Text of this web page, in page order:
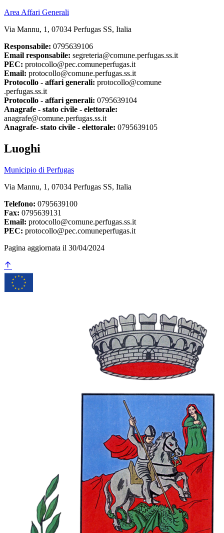
Area Affari Generali
Via Mannu, 1, 07034 Perfugas SS, Italia
Responsabile: 0795639106
Email responsabile: segreteria@comune.perfugas.ss.it
PEC: protocollo@pec.comuneperfugas.it
Email: protocollo@comune.perfugas.ss.it
Protocollo - affari generali: protocollo@comune
.perfugas.ss.it
Protocollo - affari generali: 0795639104
Anagrafe - stato civile - elettorale:
anagrafe@comune.perfugas.ss.it
Anagrafe- stato civile - elettorale: 0795639105
Luoghi
Municipio di Perfugas
Via Mannu, 1, 07034 Perfugas SS, Italia
Telefono: 0795639100
Fax: 0795639131
Email: protocollo@comune.perfugas.ss.it
PEC: protocollo@pec.comuneperfugas.it
Pagina aggiornata il 30/04/2024